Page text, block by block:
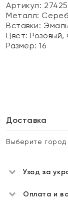
Артикул:
Металл:
Вставки:
Цвет:
Размер:16
Доставка
Выберите город
Уход за
Оплата и